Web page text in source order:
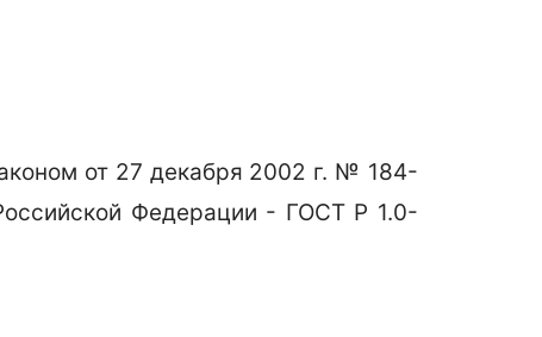
от 27 декабря 2002 г. № 184-
Федерации - ГОСТ Р 1.0-